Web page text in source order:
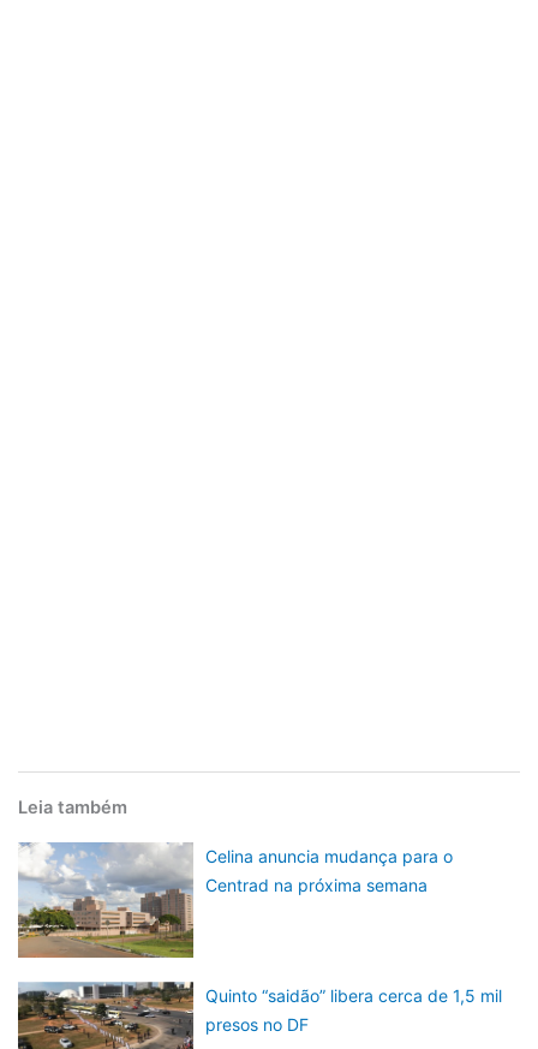
Leia também
Celina anuncia mudança para o
Centrad na próxima semana
Quinto “saidão” libera cerca de 1,5 mil
presos no DF